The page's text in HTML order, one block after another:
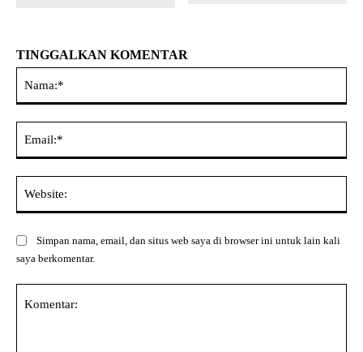
TINGGALKAN KOMENTAR
Simpan nama, email, dan situs web saya di browser ini untuk lain kali
saya berkomentar.